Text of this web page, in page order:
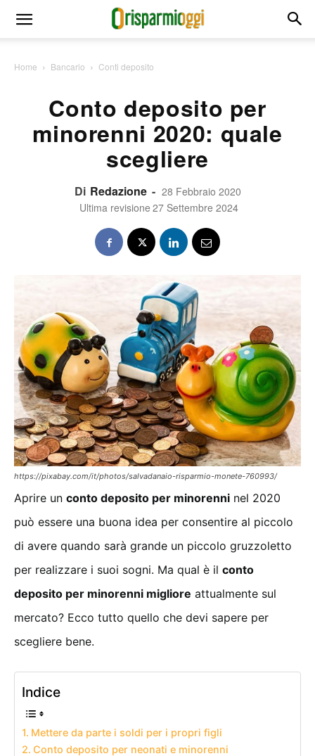
Home Bancario Conti deposito
Conto deposito per
minorenni 2020: quale
scegliere
Di Redazione - 28 Febbraio 2020
Ultima revisione 27 Settembre 2024
https://pixabay.com/it/photos/salvadanaio-risparmio-monete-760993/
Aprire un conto deposito per minorenni nel 2020
può essere una buona idea per consentire al piccolo
di avere quando sarà grande un piccolo gruzzoletto
per realizzare i suoi sogni. Ma qual è il conto
deposito per minorenni migliore attualmente sul
mercato? Ecco tutto quello che devi sapere per
scegliere bene.
Indice
Mettere da parte i soldi per i propri figli
Conto deposito per neonati e minorenni